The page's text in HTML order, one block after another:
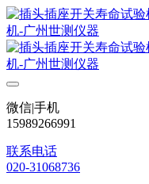
微信|手机
15989266991
联系电话
020-31068736